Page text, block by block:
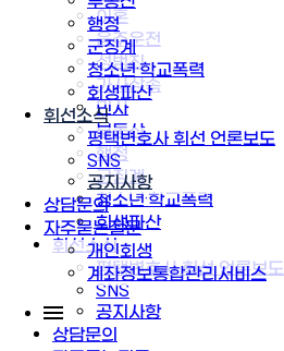
행정
군징계
청소년·학교폭력
회생파산
휘선소식
평택변호사 휘선 언론보도
SNS
공지사항
상담문의
자주묻는질문
개인회생
계좌정보통합관리서비스
이혼
음주운전
성범죄
가사상속
민사
부동산
행정
군징계
청소년·학교폭력
회생파산
휘선소식
평택변호사 휘선 언론보도
SNS
공지사항
상담문의